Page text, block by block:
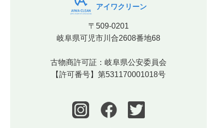
アイワクリーン
〒509-0201
岐阜県可児市川合2608番地68
古物商許可証：岐阜県公安委員会
【許可番号】第531170001018号